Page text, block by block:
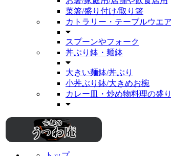
菜箸/盛り付け/取り箸
カトラリー・テーブルウエ
スプーンやフォーク
丼ぶり鉢・麺鉢
大きい麺鉢/丼ぶり
小丼ぶり鉢/大きめお椀
カレー皿・炒め物料理の盛